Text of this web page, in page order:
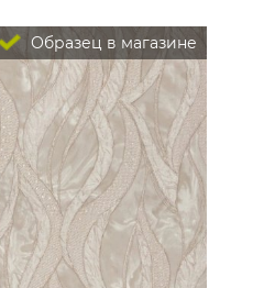
Образец в магазине